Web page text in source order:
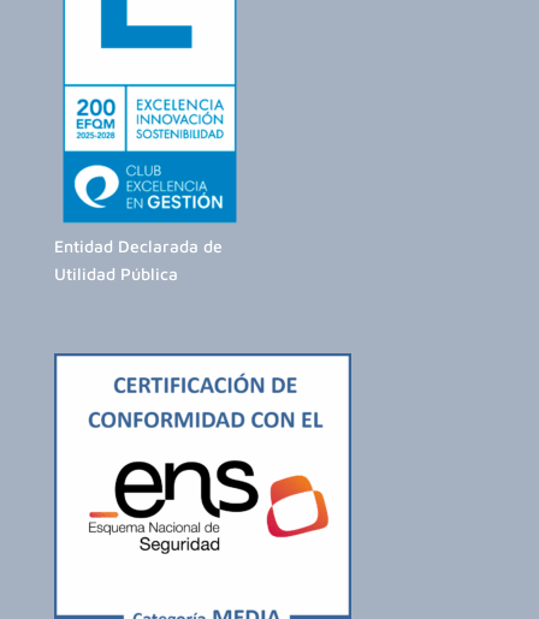
Entidad Declarada de
Utilidad Pública